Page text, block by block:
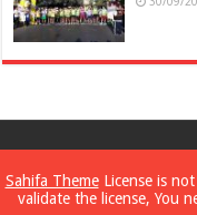
Suriye Arap
Sahifa ThemeLicense is
validate the license, You